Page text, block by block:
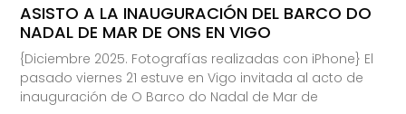
ASISTO A LA INAUGURACIÓN DEL BARCO DO
NADAL DE MAR DE ONS EN VIGO
{Diciembre 2025. Fotografías realizadas con iPhone} El
pasado viernes 21 estuve en Vigo invitada al acto de
inauguración de O Barco do Nadal de Mar de